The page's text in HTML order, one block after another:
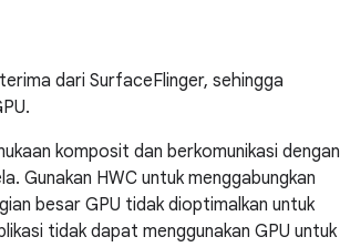
dari SurfaceFlinger, sehingga
komposit dan berkomunikasi dengan
Gunakan HWC untuk menggabungkan
besar GPU tidak dioptimalkan untuk
tidak dapat menggunakan GPU untuk